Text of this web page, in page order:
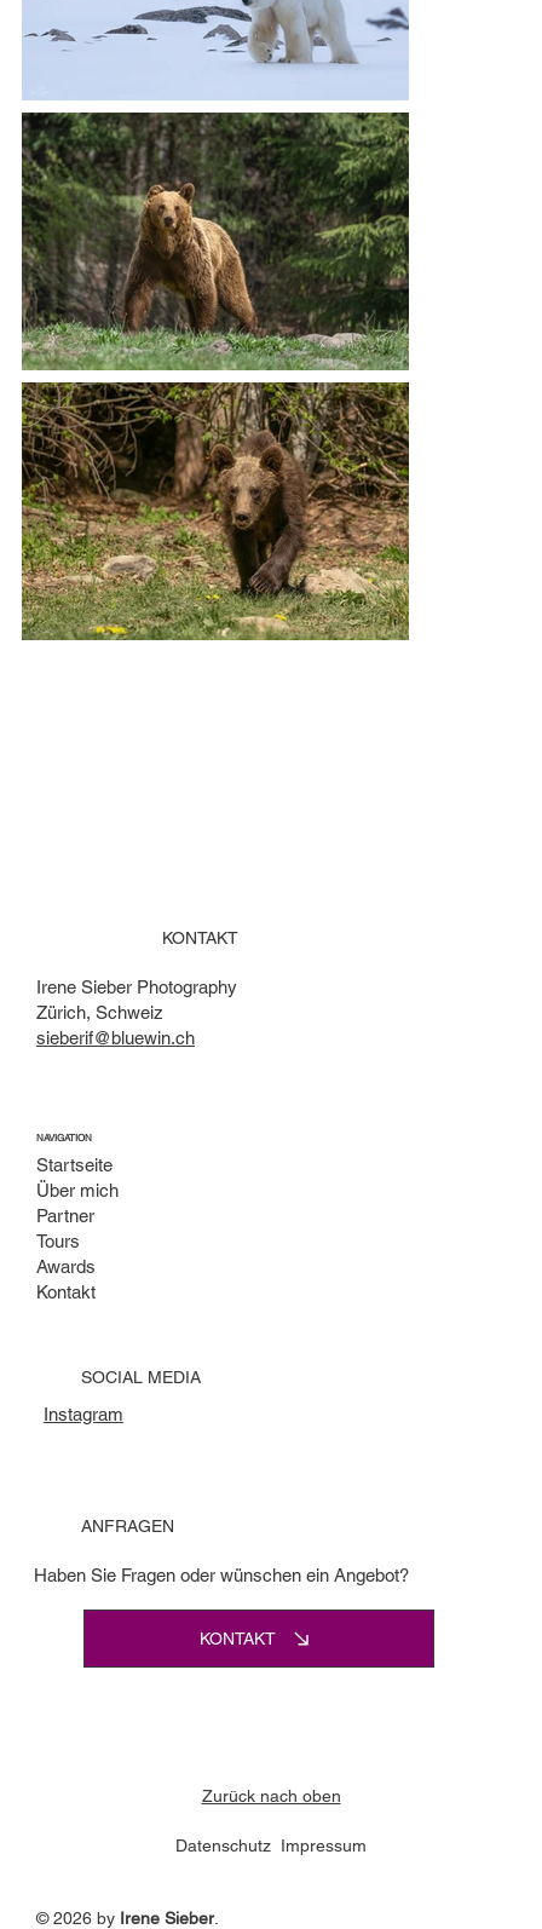
NAVIGATION
Startseite
Über mich
Partner
Tours
Awards
Kontakt
KONTAKT
Irene Sieber Photography
Zürich, Schweiz
sieberif@bluewin.ch
SOCIAL MEDIA
Instagram
ANFRAGEN
Haben Sie Fragen oder wünschen ein Angebot?
KONTAKT
Datenschutz Impressum
Zurück nach oben
© 2026 by Irene Sieber.